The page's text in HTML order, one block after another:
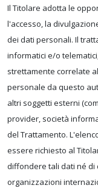
Il Titolare adotta le
l'accesso, la
dei dati personali. Il
informatici e/o
strettamente correlate
personale da questo
altri soggetti esterni
provider, società
del Trattamento.
essere richiesto al
diffondere tali dati né di
organizzazioni